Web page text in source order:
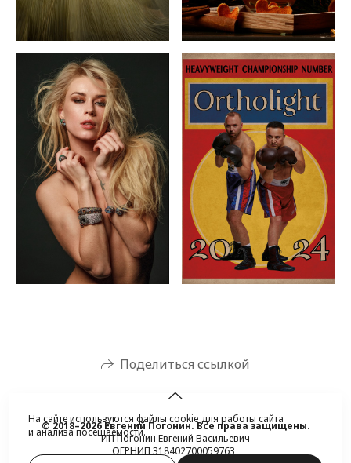
Поделиться ссылкой
© 2018–2026 Евгений Погонин. Все права защищены.
ИП Погонин Евгений Васильевич
ОГРНИП 318402700059763
На сайте используются файлы cookie для работы сайта
и анализа посещаемости.